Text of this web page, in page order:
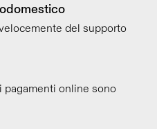
del supporto
pagamenti online sono